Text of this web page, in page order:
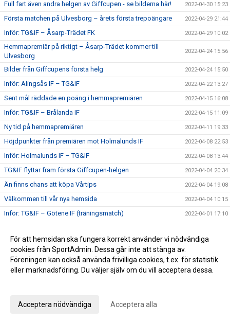
Full fart även andra helgen av Giffcupen - se bilderna här! 2022-04-30 15:23
Första matchen på Ulvesborg – årets första trepoängare 2022-04-29 21:44
Inför: TG&IF – Åsarp-Trädet FK 2022-04-29 10:02
Hemmapremiär på riktigt – Åsarp-Trädet kommer till
Ulvesborg
2022-04-24 15:56
Bilder från Giffcupens första helg 2022-04-24 15:50
Inför: Alingsås IF – TG&IF 2022-04-22 13:27
Sent mål räddade en poäng i hemmapremiären 2022-04-15 16:08
Inför: TG&IF – Brålanda IF 2022-04-15 11:09
Ny tid på hemmapremiären 2022-04-11 19:33
Höjdpunkter från premiären mot Holmalunds IF 2022-04-08 22:53
Inför: Holmalunds IF – TG&IF 2022-04-08 13:44
TG&IF flyttar fram första Giffcupen-helgen 2022-04-04 20:34
Än finns chans att köpa Vårtips 2022-04-04 19:08
Välkommen till vår nya hemsida 2022-04-04 10:15
Inför: TG&IF – Götene IF (träningsmatch) 2022-04-01 17:10
INFO Nya huvudentrèn 2022-03-24 12:27
Entrèn 2022-03-15 08:41
Inför: Husqvarna FF – TG&IF 2022-03-12 10:50
Inför: TG&IF – Vänersborgs FK (träningsmatch)
För att hemsidan ska fungera korrekt använder vi nödvändiga
cookies från SportAdmin. Dessa går inte att stänga av.
Föreningen kan också använda frivilliga cookies, t.ex. för statistik
eller marknadsföring. Du väljer själv om du vill acceptera dessa.
Acceptera nödvändiga Acceptera alla